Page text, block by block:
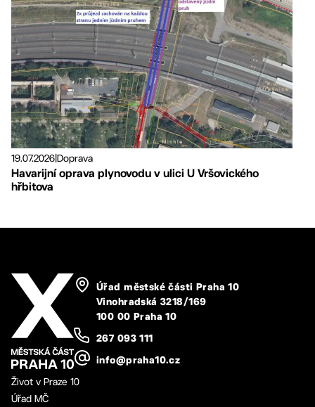
19.07.2026Doprava
Havarijní oprava plynovodu v ulici U Vršovického
hřbitova
Úřad městské části Praha 10
Vinohradská 3218/169
100 00 Praha 10
267 093 111
info@praha10.cz
Život v Praze 10
Úřad MČ